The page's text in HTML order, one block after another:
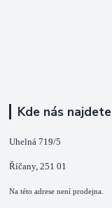
Kde nás najdete
Uhelná 719/5
Říčany, 251 01
Na této adrese není prodejna.